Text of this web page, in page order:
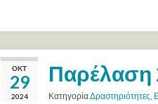
ΟΚΤ
29
2024
Παρέλαση
ΚατηγορίαΔραστηριότητες